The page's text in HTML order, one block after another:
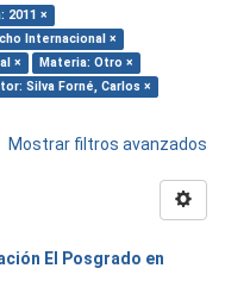
2011 ×
Internacional ×
×
Materia: Otro ×
Silva Forné, Carlos ×
Mostrar filtros avanzados
El Posgrado en